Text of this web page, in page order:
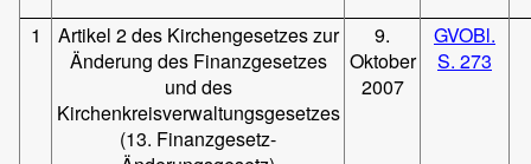
1
Artikel 2 des Kirchengesetzes zur
Änderung des Finanzgesetzes
und des
Kirchenkreisverwaltungsgesetzes
(13. Finanzgesetz-
9.
Oktober
2007
GVOBl.
S. 273